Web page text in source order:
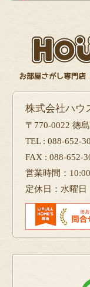
株式会社ハウ
〒770-0022 徳
TEL : 088-652-
FAX : 088-652-
営業時間：
定休日：水曜日